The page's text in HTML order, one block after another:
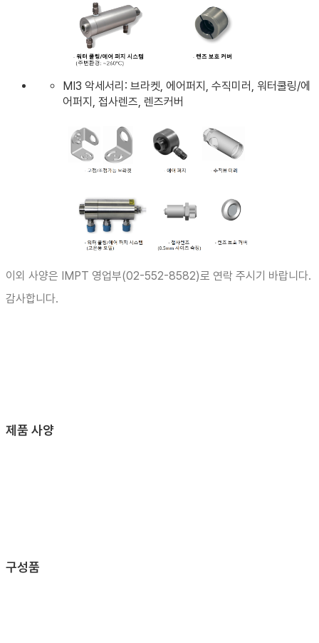
MI3 악세서리: 브라켓, 에어퍼지, 수직미러, 워터쿨링/에
어퍼지, 접사렌즈, 렌즈커버
이외 사양은 IMPT 영업부(02-552-8582)로 연락 주시기 바랍니다.
감사합니다.
제품 사양
구성품